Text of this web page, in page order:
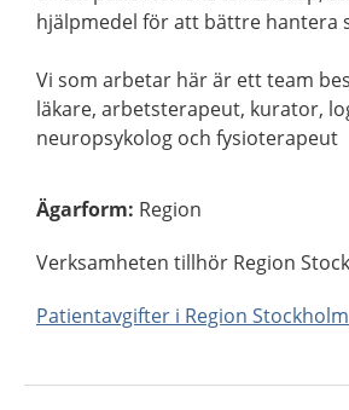
hjälpmedel för att bättre hantera
Vi som arbetar här är ett team
läkare, arbetsterapeut, kurator,
neuropsykolog och fysioterapeut
Ägarform: Region
Verksamheten tillhör Region
Patientavgifter i Region Stockholm